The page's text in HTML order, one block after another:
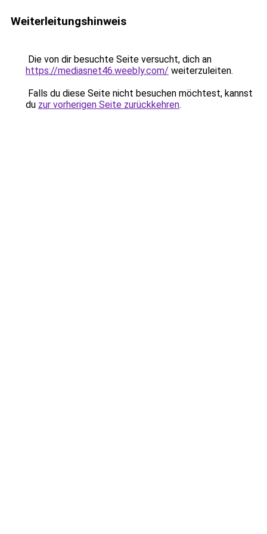
Weiterleitungshinweis
Die von dir besuchte Seite versucht, dich an
https://mediasnet46.weebly.com/ weiterzuleiten.
Falls du diese Seite nicht besuchen möchtest, kannst
du zur vorherigen Seite zurückkehren.